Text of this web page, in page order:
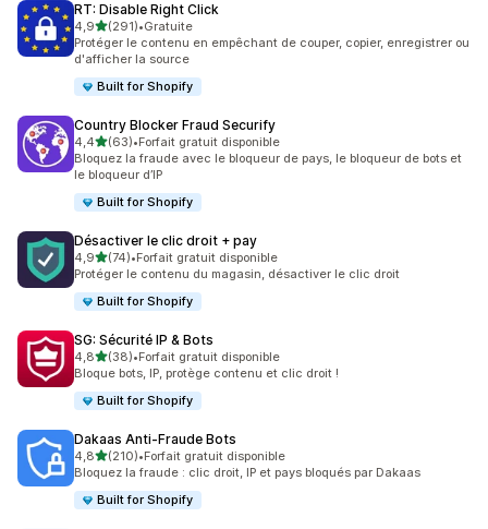
RT: Disable Right Click
4,9étoile(s) sur 5
(291)
291 avis au total
•Gratuite
Protéger le contenu en empêchant de couper, copier, enregistrer ou
d'afficher la source
Built for Shopify
Country Blocker Fraud Securify
4,4étoile(s) sur 5
(63)
63 avis au total
•Forfait gratuit disponible
Bloquez la fraude avec le bloqueur de pays, le bloqueur de bots et
le bloqueur d’IP
Built for Shopify
Désactiver le clic droit + pay
4,9étoile(s) sur 5
(74)
74 avis au total
•Forfait gratuit disponible
Protéger le contenu du magasin, désactiver le clic droit
Built for Shopify
SG: Sécurité IP & Bots
4,8étoile(s) sur 5
(38)
38 avis au total
•Forfait gratuit disponible
Bloque bots, IP, protège contenu et clic droit !
Built for Shopify
Dakaas Anti‑Fraude Bots
4,8étoile(s) sur 5
(210)
210 avis au total
•Forfait gratuit disponible
Bloquez la fraude : clic droit, IP et pays bloqués par Dakaas
Built for Shopify